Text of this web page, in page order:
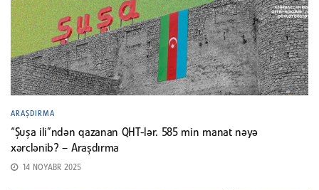
ARAŞDIRMA
“Şuşa ili”ndən qazanan QHT-lər. 585 min manat nəyə
xərclənib? – Araşdırma
14 NOYABR 2025